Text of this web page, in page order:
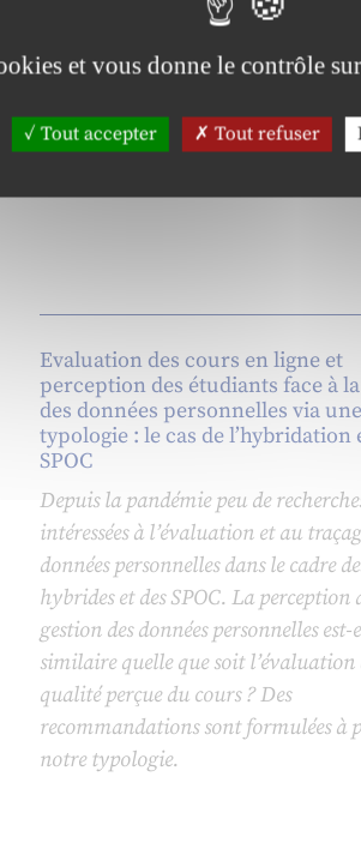
Evaluation des cours en ligne et
perception des étudiants face à
des données personnelles via une
typologie : le cas de l’hybridation
SPOC
Depuis la pandémie peu de
intéressées à l’évaluation et au
données personnelles dans le cadre
hybrides et des SPOC. La perception
gestion des données personnelles est-
similaire quelle que soit l’évaluation
qualité perçue du cours ? Des
recommandations sont formulées à
notre typologie.
et vous donne le contrôle
Tout accepter Tout refuser